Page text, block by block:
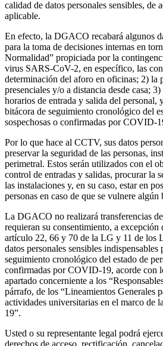
calidad de datos personales sensibles, de
aplicable.
En efecto, la DGACO recabará algunos
para la toma de decisiones internas en
Normalidad” propiciada por la
virus SARS-CoV-2, en específico, las
determinación del aforo en oficinas; 2) la
presenciales y/o a distancia desde casa;
horarios de entrada y salida del personal,
bitácora de seguimiento cronológico del
sospechosas o confirmadas por COVID-
Por lo que hace al CCTV, sus datos
preservar la seguridad de las personas,
perimetral. Estos serán utilizados con el
control de entradas y salidas, procurar la
las instalaciones y, en su caso, estar en
personas en caso de que se vulnere
La DGACO no realizará transferencias
requieran su consentimiento, a excepción
artículo 22, 66 y 70 de la LG y 11 de
datos personales sensibles
seguimiento cronológico del estado de
confirmadas por COVID-19, acorde con
apartado concerniente a los
párrafo, de los “Lineamientos Generales
actividades universitarias en el marco de
19”.
Usted o su representante legal podrá